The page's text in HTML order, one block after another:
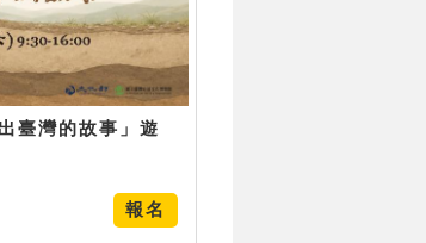
臺灣的故事」遊
報名